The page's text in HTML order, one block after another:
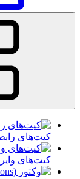
کیت‌های
کیت‌های